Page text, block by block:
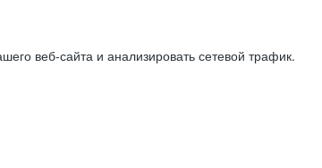
веб-сайта и анализировать сетевой трафик.